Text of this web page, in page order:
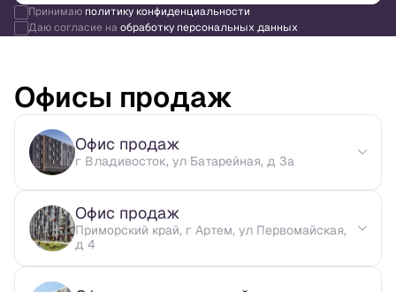
Принимаю политику конфиденциальности
Даю согласие наобработку персональных данных
Офисы продаж
Офис продаж
г Владивосток, ул Батарейная, д 3а
Офис продаж
Приморский край, г Артем, ул Первомайская,
д 4